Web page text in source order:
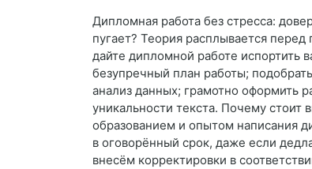
Дипломная работа без стресса:
пугает? Теория расплывается
дайте дипломной работе
безупречный план работы;
анализ данных; грамотно оформить
уникальности текста. Почему
образованием и опытом написания
в оговорённый срок, даже если
внесём корректировки в